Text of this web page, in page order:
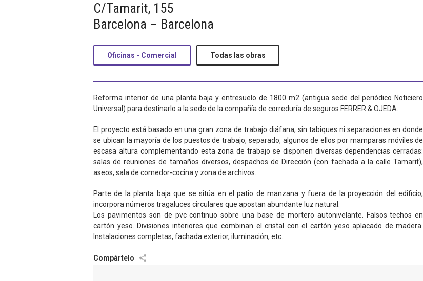
C/Tamarit, 155
Barcelona – Barcelona
Oficinas - Comercial Todas las obras
Reforma interior de una planta baja y entresuelo de 1800 m2 (antigua sede del periódico Noticiero
Universal) para destinarlo a la sede de la compañía de correduría de seguros FERRER & OJEDA.
El proyecto está basado en una gran zona de trabajo diáfana, sin tabiques ni separaciones en donde
se ubican la mayoría de los puestos de trabajo, separado, algunos de ellos por mamparas móviles de
escasa altura complementando esta zona de trabajo se disponen diversas dependencias cerradas:
salas de reuniones de tamaños diversos, despachos de Dirección (con fachada a la calle Tamarit),
aseos, sala de comedor-cocina y zona de archivos.
Parte de la planta baja que se sitúa en el patio de manzana y fuera de la proyección del edificio,
incorpora números tragaluces circulares que apostan abundante luz natural.
Los pavimentos son de pvc continuo sobre una base de mortero autonivelante. Falsos techos en
cartón yeso. Divisiones interiores que combinan el cristal con el cartón yeso aplacado de madera.
Instalaciones completas, fachada exterior, iluminación, etc.